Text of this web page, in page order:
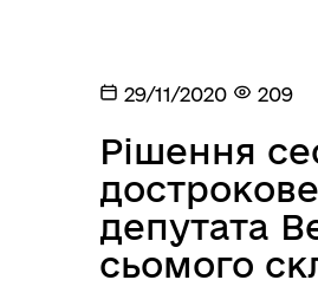
Герої не
29/11/2020 209
Рішення
депутата
сьомого